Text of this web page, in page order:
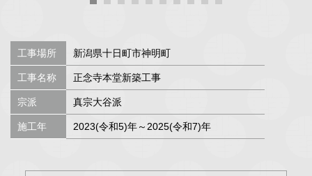
工事場所
工事名称
宗派
施工年
新潟県十日町市神明町
正念寺本堂新築工事
真宗大谷派
2023(令和5)年～2025(令和7)年